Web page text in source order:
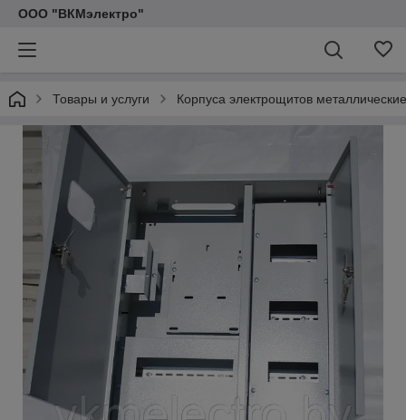
ООО "ВКМэлектро"
Товары и услуги Корпуса электрощитов металлические